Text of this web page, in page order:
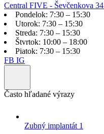
Central FIVE - Ševčenkova 34
Pondelok: 7:30 – 15:30
Utorok: 7:30 – 15:30
Streda: 7:30 – 15:30
Štvrtok: 10:00 – 18:00
Piatok: 7:30 – 15:30
FB IG
Často hľadané výrazy
Zubný implantát 1